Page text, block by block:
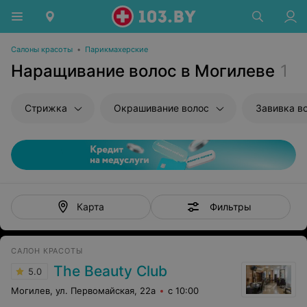
Салоны красоты • Парикмахерские
Наращивание волос в Могилеве 1
Стрижка Окрашивание волос Завивка
Карта Фильтры
САЛОН КРАСОТЫ
5.0 The Beauty Club
Могилев, ул. Первомайская, 22а с 10:00